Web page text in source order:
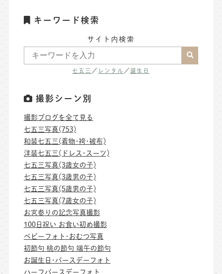
キーワード検索
サイト内検索
七五三 ／ レンタル ／誕生日
撮影シーン別
撮影ブログを全て見る
七五三写真(753)
和装七五三(着物･袴･被布)
洋装七五三(ドレス･スーツ)
七五三写真(3歳女の子)
七五三写真(3歳男の子)
七五三写真(5歳男の子)
七五三写真(7歳女の子)
お宮参りの記念写真撮影
100日祝い お食い初め撮影
ベビーフォト･おむつ写真
初節句 桃の節句 端午の節句
お誕生日･バースデーフォト
ハーフバースデーフォト